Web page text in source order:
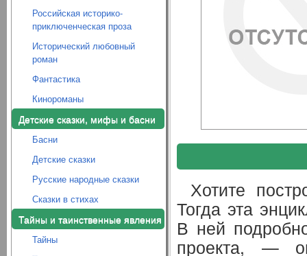
Российская историко-
приключенческая проза
Исторический любовный
роман
Фантастика
Кинороманы
Детские сказки, мифы и басни
Басни
Детские сказки
Русские народные сказки
Сказки в стихах
Тайны и таинственные явления
Тайны
Хотите
Тогда эта
В ней
проекта, —